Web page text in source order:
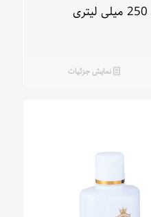
نمایش جزئیات